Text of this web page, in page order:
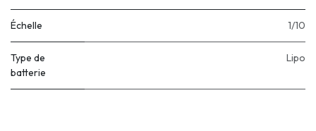
Échelle 1/10
Type de
batterie
Lipo